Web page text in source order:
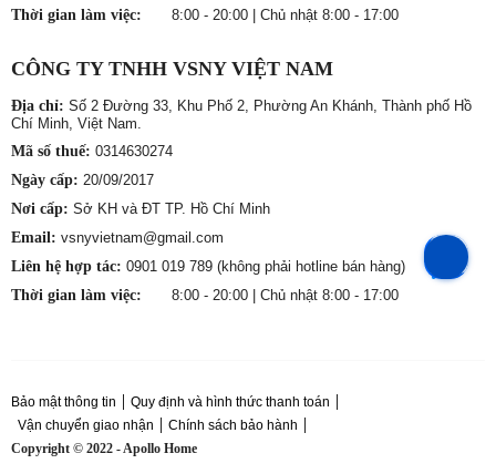
Thời gian làm việc:
8:00 - 20:00 | Chủ nhật 8:00 - 17:00
CÔNG TY TNHH VSNY VIỆT NAM
Địa chỉ: Số 2 Đường 33, Khu Phố 2, Phường An Khánh, Thành phố Hồ
Chí Minh, Việt Nam.
Mã số thuế: 0314630274
Ngày cấp: 20/09/2017
Nơi cấp: Sở KH và ĐT TP. Hồ Chí Minh
Email: vsnyvietnam@gmail.com
Liên hệ hợp tác: 0901 019 789 (không phải hotline bán hàng)
Thời gian làm việc:
8:00 - 20:00 | Chủ nhật 8:00 - 17:00
Bảo mật thông tin
Quy định và hình thức thanh toán
Vận chuyển giao nhận
Chính sách bảo hành
Copyright © 2022 - Apollo Home